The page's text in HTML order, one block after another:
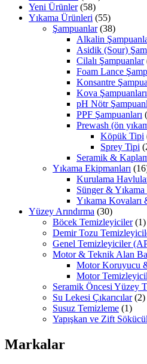
Yeni Ürünler (58)
Yıkama Ürünleri (55)
Şampuanlar (38)
Alkalin
Asidik (Sour)
Cilalı Şampuanlar
Foam Lance
Konsantre
Kova Şampuanları
pH Nötr
PPF Şampuanları
Prewash (ön
Köpük Tipi
Sprey Tipi
Seramik &
Yıkama Ekipmanları
Kurulama
Sünger &
Yıkama Kovaları
Yüzey Arındırma (30)
Böcek Temizleyiciler (1)
Demir Tozu
Genel Temizleyiciler
Motor & Teknik Alan
Motor Koruyucu
Motor
Seramik Öncesi Yüzey
Su Lekesi Çıkarıcılar (2)
Susuz Temizleme (1)
Yapışkan ve Zift
Markalar